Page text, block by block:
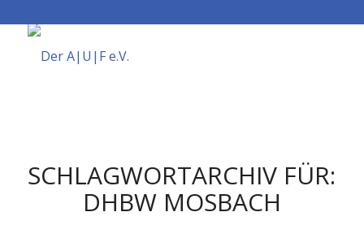
SCHLAGWORTARCHIV FÜR:
DHBW MOSBACH